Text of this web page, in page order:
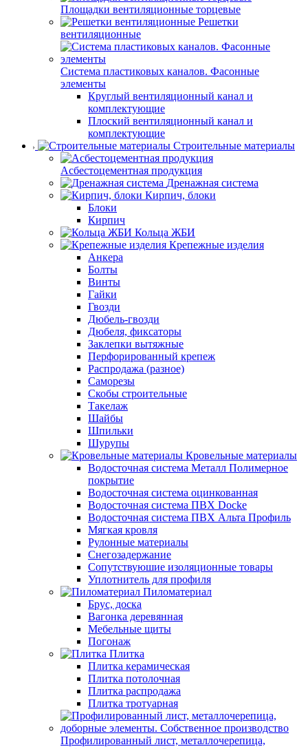
Площадки вентиляционные торцевые
Решетки
вентиляционные
Система пластиковых каналов. Фасонные
элементы
Круглый вентиляционный канал и
комплектующие
Плоский вентиляционный канал и
комплектующие
Строительные материалы
Асбестоцементная продукция
Дренажная система
Кирпич, блоки
Блоки
Кирпич
Кольца ЖБИ
Крепежные изделия
Анкера
Болты
Винты
Гайки
Гвозди
Дюбель-гвозди
Дюбеля, фиксаторы
Заклепки вытяжные
Перфорированный крепеж
Распродажа (разное)
Саморезы
Скобы строительные
Такелаж
Шайбы
Шпильки
Шурупы
Кровельные материалы
Водосточная система Металл Полимерное
покрытие
Водосточная система оцинкованная
Водосточная система ПВХ Docke
Водосточная система ПВХ Альта Профиль
Мягкая кровля
Рулонные материалы
Снегозадержание
Сопутствуюшие изоляционные товары
Уплотнитель для профиля
Пиломатериал
Брус, доска
Вагонка деревянная
Мебельные щиты
Погонаж
Плитка
Плитка керамическая
Плитка потолочная
Плитка распродажа
Плитка тротуарная
Профилированный лист, металлочерепица,